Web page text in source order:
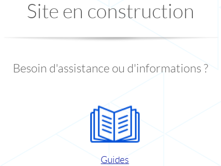
Site en construction
Besoin d'assistance ou d'informations ?
Guides